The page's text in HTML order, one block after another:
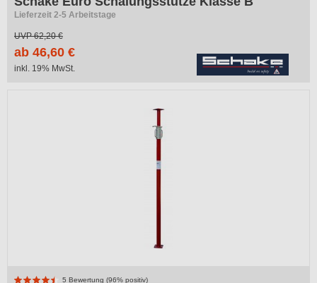
Lieferzeit 2-5 Arbeitstage
UVP62,20 €
ab 46,60 €
inkl. 19% MwSt.
5 Bewertung (96% positiv)